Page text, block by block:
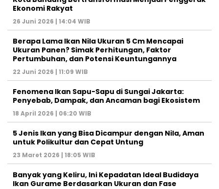
Ekonomi Rakyat
26 Juni 2026 | 14:04 WIB
Berapa Lama Ikan Nila Ukuran 5 Cm Mencapai
Ukuran Panen? Simak Perhitungan, Faktor
Pertumbuhan, dan Potensi Keuntungannya
22 Juni 2026 | 11:09 WIB
Fenomena Ikan Sapu-Sapu di Sungai Jakarta:
Penyebab, Dampak, dan Ancaman bagi Ekosistem
18 April 2026 | 06:20 WIB
5 Jenis Ikan yang Bisa Dicampur dengan Nila, Aman
untuk Polikultur dan Cepat Untung
23 Maret 2026 | 18:05 WIB
Banyak yang Keliru, Ini Kepadatan Ideal Budidaya
Ikan Gurame Berdasarkan Ukuran dan Fase